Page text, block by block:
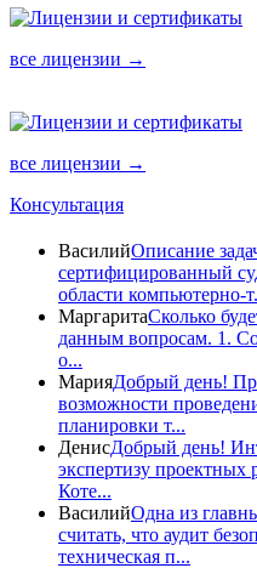
все лицензии →
все лицензии →
Консультация
ВасилийОписание
сертифицированный
области компьютерно-
МаргаритаСколько
данным вопросам. 1.
о...
МарияДобрый день!
возможности
планировки т...
ДенисДобрый день!
экспертизу проектных
Коте...
ВасилийОдна из
считать, что аудит
техническая п...